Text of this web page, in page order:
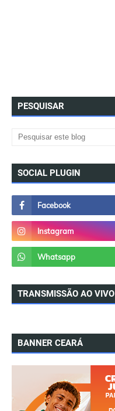
PESQUISAR
SOCIAL PLUGIN
TRANSMISSÃO AO VIVO
BANNER CEARÁ